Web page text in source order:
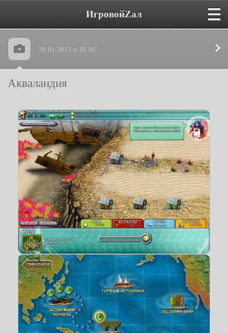
ИгровойZал
28.01.2013 в 18:16
Акваландия